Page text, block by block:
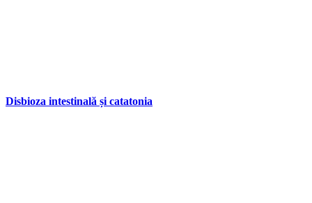
Disbioza intestinală și catatonia